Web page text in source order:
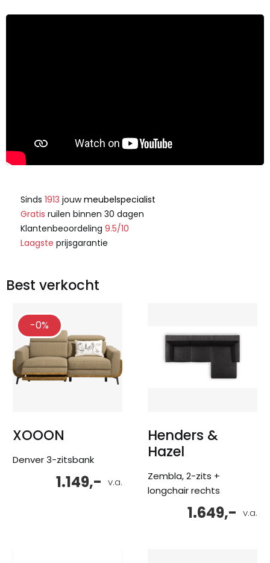
Sinds 1913 jouwmeubelspecialist
Gratis ruilen binnen 30 dagen
Klantenbeoordeling 9.5/10
Laagste prijsgarantie
Best verkocht
-0%
XOOON
Denver 3-zitsbank
v.a.
1.149,-
Henders &
Hazel
Zembla, 2-zits +
longchair rechts
v.a.
1.649,-